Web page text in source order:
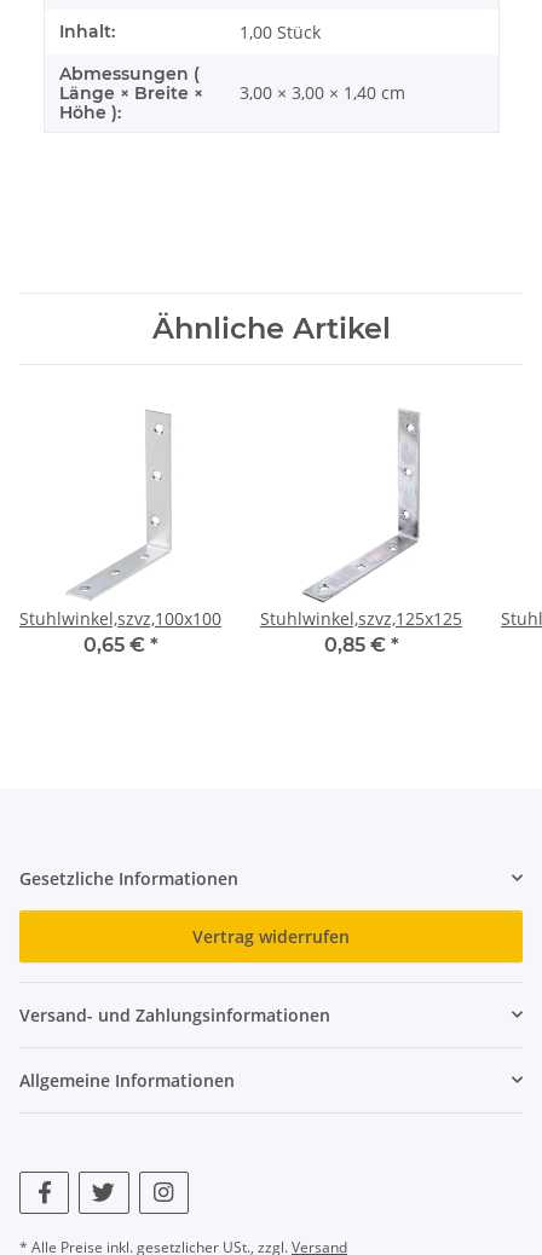
Inhalt: 1,00 Stück
Abmessungen (
Länge × Breite ×
Höhe ):
3,00 × 3,00 × 1,40 cm
Ähnliche Artikel
Stuhlwinkel,szvz,100x100x19CF
0,65 € *
Stuhlwinkel,szvz,125x125x22CF
0,85 € *
Gesetzliche Informationen
Vertrag widerrufen
Versand- und Zahlungsinformationen
Allgemeine Informationen
* Alle Preise inkl. gesetzlicher USt., zzgl.Versand